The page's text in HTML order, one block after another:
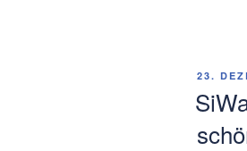
23.